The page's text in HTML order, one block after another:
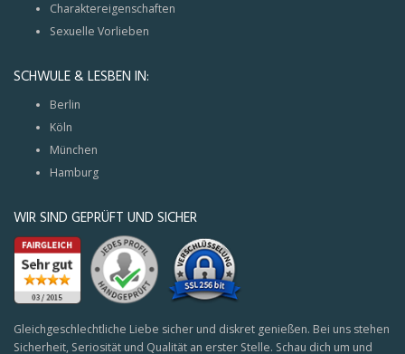
Charaktereigenschaften
Sexuelle Vorlieben
SCHWULE & LESBEN IN:
Berlin
Köln
München
Hamburg
WIR SIND GEPRÜFT UND SICHER
Gleichgeschlechtliche Liebe sicher und diskret genießen. Bei uns stehen
Sicherheit, Seriosität und Qualität an erster Stelle. Schau dich um und